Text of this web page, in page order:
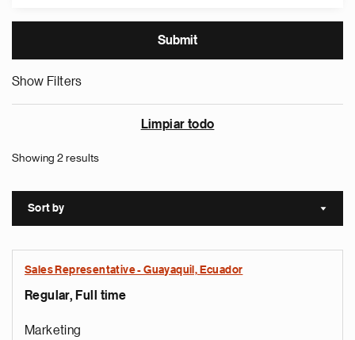
Show Filters
Limpiar todo
Showing 2 results
Sort by Sort
Sales Representative - Guayaquil, Ecuador
Regular, Full time
Marketing